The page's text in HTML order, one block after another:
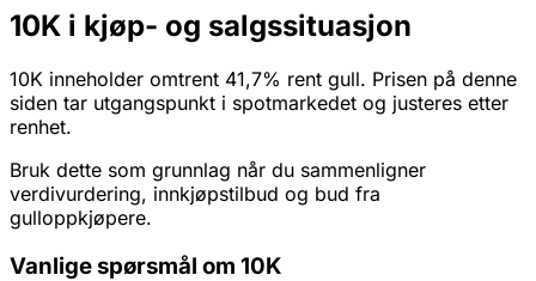
10K i kjøp- og salgssituasjon
10K inneholder omtrent 41,7% rent gull. Prisen på denne
siden tar utgangspunkt i spotmarkedet og justeres etter
renhet.
Bruk dette som grunnlag når du sammenligner
verdivurdering, innkjøpstilbud og bud fra
gulloppkjøpere.
Vanlige spørsmål om 10K